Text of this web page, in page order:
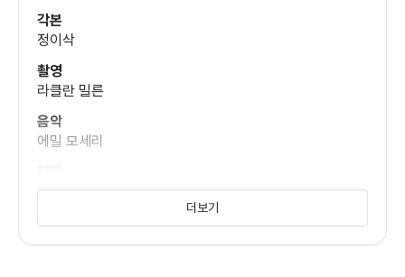
손자들과 근처를 산책하다 개울가를 발견하고 개울가 근처에
미나리를 심는
순자는 미나리의 미덕을 어디에 심어서 잘 자라고 어느 사람이나
먹어도 몸에 좋다며 평등한 미나리의 가치를 알려준다.
차별을 비롯한 고난은 드러나지 않는다. 제이콥의 농장 경영으로
각본
정이삭
촬영
라클란 밀른
음악
에밀 모세리
해리 윤
미술
이용옥
더보기